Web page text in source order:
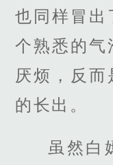
也同样冒出
个熟悉的气
厌烦，反
的长出。
虽然白